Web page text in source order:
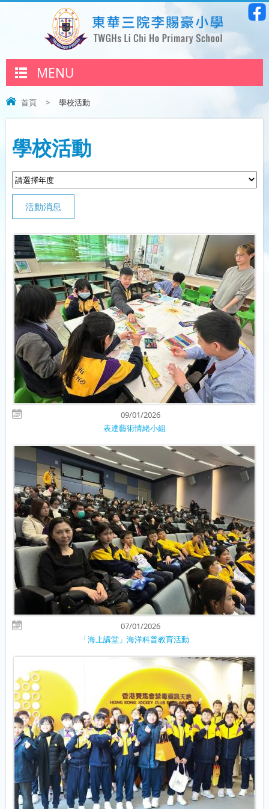
MENU
首頁 > 學校活動
學校活動
活動消息
09/01/2026
表達藝術情緒小組
07/01/2026
「海上講堂」海洋科普教育活動